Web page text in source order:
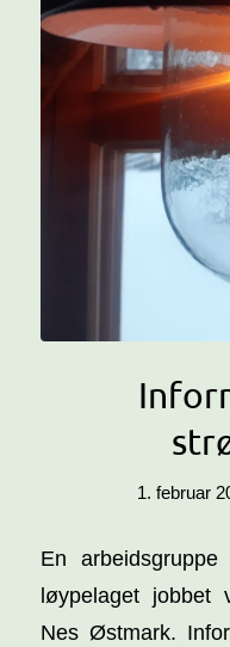
1. februar
En
løypelaget jobbet
Nes Østmark.